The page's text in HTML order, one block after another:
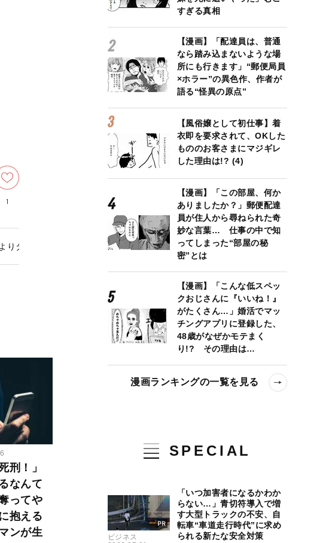
1
ダメな人を叩けば“溜飲”が下がりますか？」
刑！」
なんて
ってや
抱える
ンが生
すぎる真相
【漫画】「配達員は、普通
なら踏み込まないような場
所にも行きます」“郵便局員
×ホラー”の異色作、作者が
語る“怪異の原点”
【風俗嬢として初仕事】着
衣即を要求されて、OKした
もののお客さまにマジギレ
した理由は!? (4)
【漫画】「この部屋、何か
ありましたか？」郵便配達
員が住人から尋ねられた奇
妙な言葉… 仕事の中で知
ってしまった“部屋の秘
密”とは
【漫画】「こんな低スペッ
クおじさんに『いいね！』
がたくさん…」婚活でマッ
チングアプリに登録した、
48歳がなぜかモテまく
り!? その理由は…
漫画ランキングの一覧を見る
SPECIAL
ビジネス
「いつ加害者になるかわか
らない…」青切符導入で増
す大型トラックの不安、自
転車“車道走行時代”に求め
られる新たな安全対策